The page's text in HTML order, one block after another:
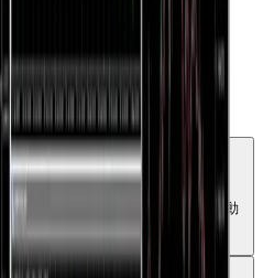
とさまざまな分析ツールを提供
ー可能
動売買(EA)
アドバイザーを活用した戦略の自動